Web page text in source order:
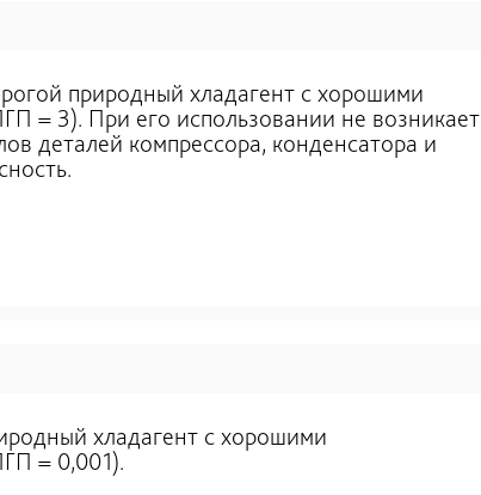
природный хладагент с хорошими
= 3). При его использовании не возникает
деталей компрессора, конденсатора и
хладагент с хорошими
= 0,001).